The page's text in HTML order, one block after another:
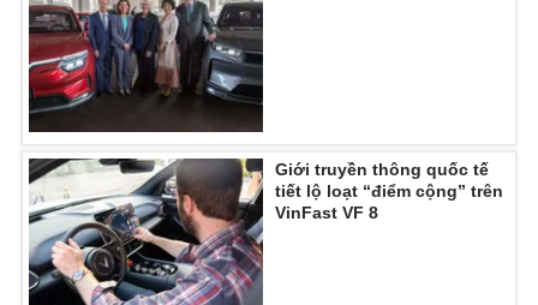
Thị trường 24h Tấm lòng Việt
VTV4 Vươn mình bằng AI
VTV9 VTV8
Liên hệ tòa soạn English
Giới truyền thông quốc tế
tiết lộ loạt “điểm cộng” trên
VinFast VF 8